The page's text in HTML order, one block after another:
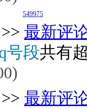
549975
最新评
号段共有
最新评